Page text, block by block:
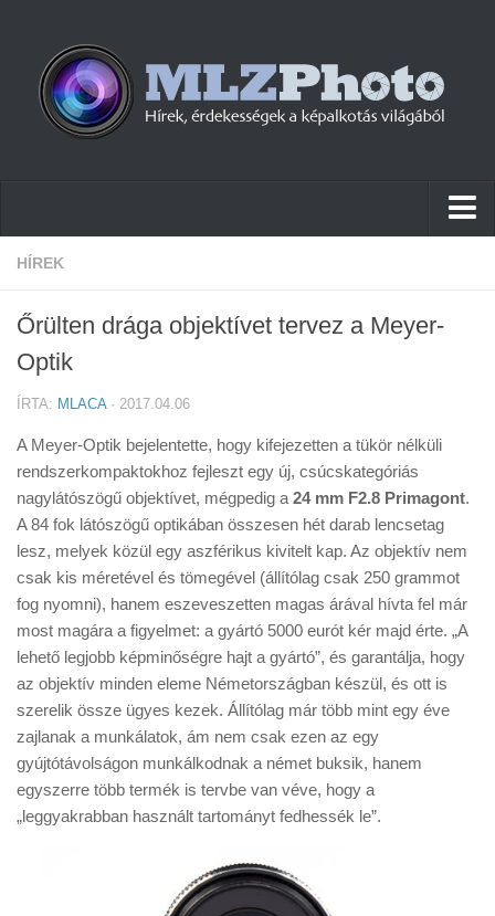
Hírek
Cikkek
Szoftver
Tudástár
Tanácsok
Érdekességek
Helyszíni Riport
E-BB
HÍREK
Őrülten drága objektívet tervez a Meyer-
Optik
ÍRTA: MLACA· 2017.04.06
A Meyer-Optik bejelentette, hogy kifejezetten a tükör nélküli
rendszerkompaktokhoz fejleszt egy új, csúcskategóriás
nagylátószögű objektívet, mégpedig a 24 mm F2.8 Primagont.
A 84 fok látószögű optikában összesen hét darab lencsetag
lesz, melyek közül egy aszférikus kivitelt kap. Az objektív nem
csak kis méretével és tömegével (állítólag csak 250 grammot
fog nyomni), hanem eszeveszetten magas árával hívta fel már
most magára a figyelmet: a gyártó 5000 eurót kér majd érte. „A
lehető legjobb képminőségre hajt a gyártó”, és garantálja, hogy
az objektív minden eleme Németországban készül, és ott is
szerelik össze ügyes kezek. Állítólag már több mint egy éve
zajlanak a munkálatok, ám nem csak ezen az egy
gyújtótávolságon munkálkodnak a német buksik, hanem
egyszerre több termék is tervbe van véve, hogy a
„leggyakrabban használt tartományt fedhessék le”.